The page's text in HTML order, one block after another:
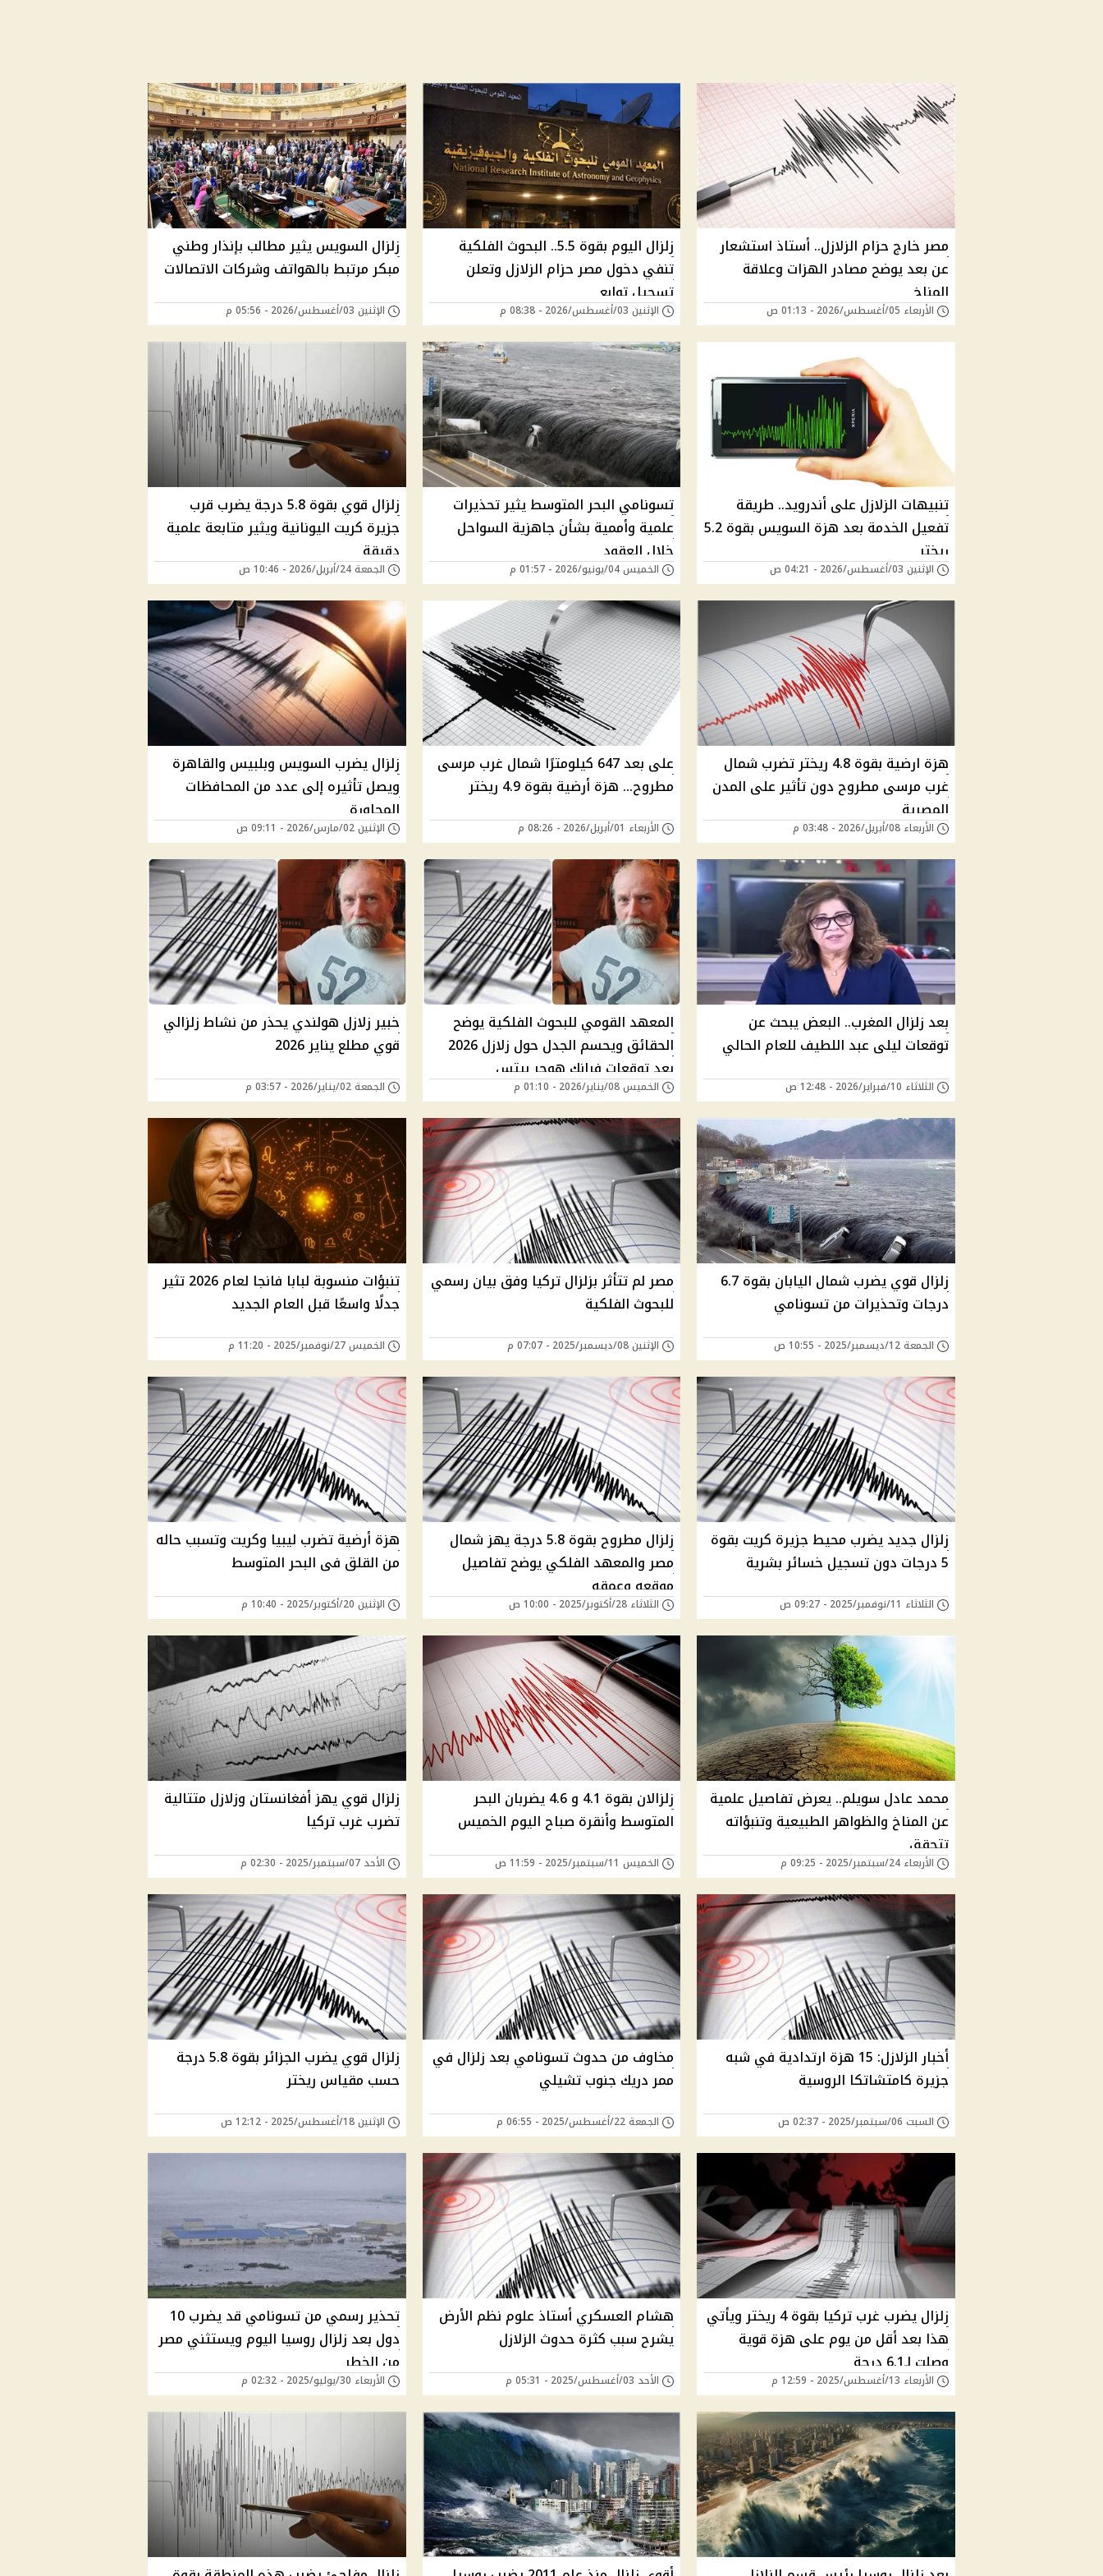
مصر خارج حزام الزلازل.. أستاذ استشعار
عن بعد يوضح مصادر الهزات وعلاقة
المناخ
الأربعاء 05/أغسطس/2026 - 01:13 ص
زلزال اليوم بقوة 5.5.. البحوث الفلكية
تنفي دخول مصر حزام الزلازل وتعلن
تسجيل توابع
الإثنين 03/أغسطس/2026 - 08:38 م
زلزال السويس يثير مطالب بإنذار وطني
مبكر مرتبط بالهواتف وشركات الاتصالات
الإثنين 03/أغسطس/2026 - 05:56 م
تنبيهات الزلازل على أندرويد.. طريقة
تفعيل الخدمة بعد هزة السويس بقوة 5.2
ريختر
الإثنين 03/أغسطس/2026 - 04:21 ص
تسونامي البحر المتوسط يثير تحذيرات
علمية وأممية بشأن جاهزية السواحل
خلال العقود
الخميس 04/يونيو/2026 - 01:57 م
زلزال قوي بقوة 5.8 درجة يضرب قرب
جزيرة كريت اليونانية ويثير متابعة علمية
دقيقة
الجمعة 24/أبريل/2026 - 10:46 ص
هزة ارضية بقوة 4.8 ريختر تضرب شمال
غرب مرسى مطروح دون تأثير على المدن
المصرية
الأربعاء 08/أبريل/2026 - 03:48 م
على بعد 647 كيلومترًا شمال غرب مرسى
مطروح… هزة أرضية بقوة 4.9 ريختر
الأربعاء 01/أبريل/2026 - 08:26 م
زلزال يضرب السويس وبلبيس والقاهرة
ويصل تأثيره إلى عدد من المحافظات
المجاورة
الإثنين 02/مارس/2026 - 09:11 ص
بعد زلزال المغرب.. البعض يبحث عن
توقعات ليلى عبد اللطيف للعام الحالي
الثلاثاء 10/فبراير/2026 - 12:48 ص
المعهد القومي للبحوث الفلكية يوضح
الحقائق ويحسم الجدل حول زلازل 2026
بعد توقعات فرانك هوجر بيتس
الخميس 08/يناير/2026 - 01:10 م
خبير زلازل هولندي يحذر من نشاط زلزالي
قوي مطلع يناير 2026
الجمعة 02/يناير/2026 - 03:57 م
زلزال قوي يضرب شمال اليابان بقوة 6.7
درجات وتحذيرات من تسونامي
الجمعة 12/ديسمبر/2025 - 10:55 ص
مصر لم تتأثر بزلزال تركيا وفق بيان رسمي
للبحوث الفلكية
الإثنين 08/ديسمبر/2025 - 07:07 م
تنبؤات منسوبة لبابا فانجا لعام 2026 تثير
جدلًا واسعًا قبل العام الجديد
الخميس 27/نوفمبر/2025 - 11:20 م
زلزال جديد يضرب محيط جزيرة كريت بقوة
5 درجات دون تسجيل خسائر بشرية
الثلاثاء 11/نوفمبر/2025 - 09:27 ص
زلزال مطروح بقوة 5.8 درجة يهز شمال
مصر والمعهد الفلكي يوضح تفاصيل
موقعه وعمقه
الثلاثاء 28/أكتوبر/2025 - 10:00 ص
هزة أرضية تضرب ليبيا وكريت وتسبب حاله
من القلق فى البحر المتوسط
الإثنين 20/أكتوبر/2025 - 10:40 م
محمد عادل سويلم.. يعرض تفاصيل علمية
عن المناخ والظواهر الطبيعية وتنبؤاته
تتحقق
الأربعاء 24/سبتمبر/2025 - 09:25 م
زلزالان بقوة 4.1 و 4.6 يضربان البحر
المتوسط وأنقرة صباح اليوم الخميس
الخميس 11/سبتمبر/2025 - 11:59 ص
زلزال قوي يهز أفغانستان وزلازل متتالية
تضرب غرب تركيا
الأحد 07/سبتمبر/2025 - 02:30 م
أخبار الزلازل: 15 هزة ارتدادية في شبه
جزيرة كامتشاتكا الروسية
السبت 06/سبتمبر/2025 - 02:37 ص
مخاوف من حدوث تسونامي بعد زلزال في
ممر دريك جنوب تشيلي
الجمعة 22/أغسطس/2025 - 06:55 م
زلزال قوي يضرب الجزائر بقوة 5.8 درجة
حسب مقياس ريختر
الإثنين 18/أغسطس/2025 - 12:12 ص
زلزال يضرب غرب تركيا بقوة 4 ريختر ويأتي
هذا بعد أقل من يوم على هزة قوية
وصلت لـ6.1 درجة
الأربعاء 13/أغسطس/2025 - 12:59 م
هشام العسكري أستاذ علوم نظم الأرض
يشرح سبب كثرة حدوث الزلازل
الأحد 03/أغسطس/2025 - 05:31 م
تحذير رسمي من تسونامي قد يضرب 10
دول بعد زلزال روسيا اليوم ويستثني مصر
من الخطر
الأربعاء 30/يوليو/2025 - 02:32 م